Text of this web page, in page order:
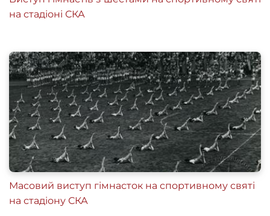
на стадіоні СКА
Масовий виступ гімнасток на спортивному святі
на стадіону СКА